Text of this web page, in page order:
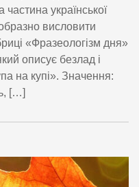
української
висловити
«Фразеологізм дня»
описує безлад і
на купі». Значення:
[…]